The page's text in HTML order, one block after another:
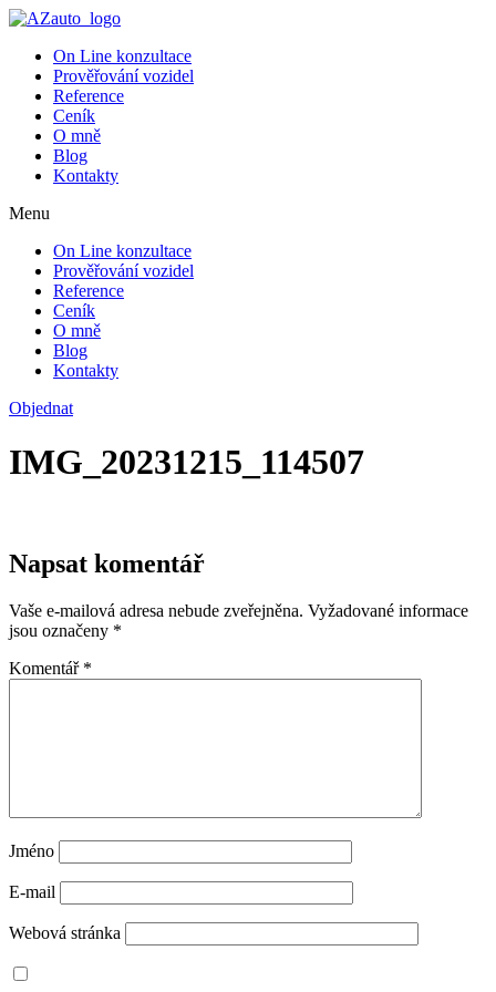
On Line konzultace
Prověřování vozidel
Reference
Ceník
O mně
Blog
Kontakty
Menu
On Line konzultace
Prověřování vozidel
Reference
Ceník
O mně
Blog
Kontakty
Objednat
IMG_20231215_114507
Napsat komentář
Vaše e-mailová adresa nebude zveřejněna. Vyžadované informace
jsou označeny *
Komentář *
Jméno
E-mail
Webová stránka